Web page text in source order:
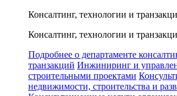
Консалтинг, технологии и
Консалтинг, технологии и
Подробнее о департаменте
транзакций Инжиниринг и
строительными проектами
недвижимости, строительства и